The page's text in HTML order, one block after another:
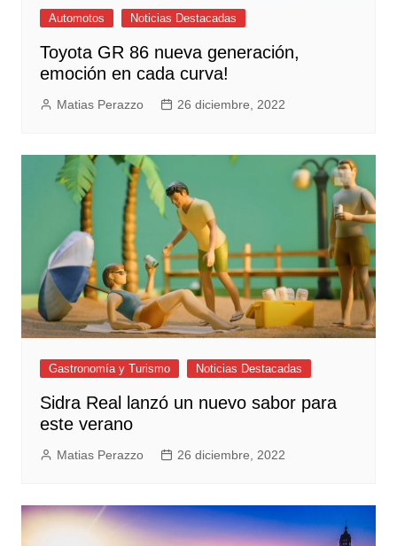
Automotos Noticias Destacadas
Toyota GR 86 nueva generación,
emoción en cada curva!
Matias Perazzo 26 diciembre, 2022
Gastronomía y Turismo Noticias Destacadas
Sidra Real lanzó un nuevo sabor para
este verano
Matias Perazzo 26 diciembre, 2022